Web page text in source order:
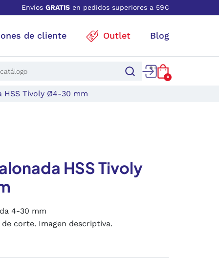
Envíos GRATIS en pedidos superiores a 59€
de cliente Outlet Blog
0
HSS Tivoly Ø4-30 mm
HSS Tivoly
4-30 mm
corte. Imagen descriptiva.